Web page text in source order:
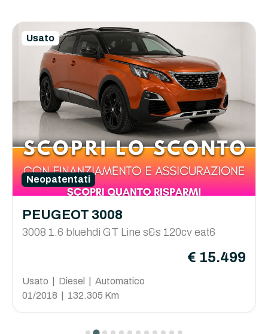
Usato
Neopatentati
PEUGEOT 3008
3008 1.6 bluehdi GT Line s&s 120cv eat6
€ 15.499
Usato | Diesel | Automatico
01/2018 | 132.305 Km